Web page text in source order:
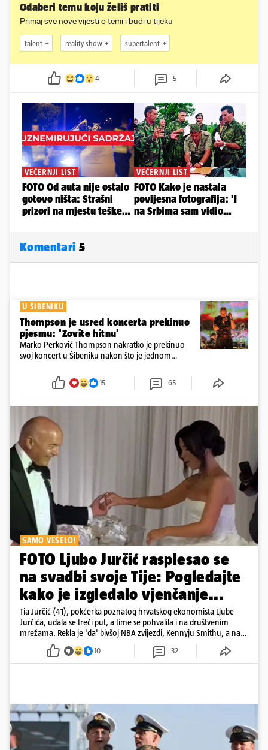
Odaberi temu koju želiš pratiti
Primaj sve nove vijesti o temi i budi u tijeku
talent reality show supertalent
4 5
Komentari 5
U ŠIBENIKU
Thompson je usred koncerta prekinuo
pjesmu: 'Zovite hitnu'
Marko Perković Thompson nakratko je prekinuo
svoj koncert u Šibeniku nakon što je jednom
15 65
SAMO VESELO!
FOTO Ljubo Jurčić rasplesao se
na svadbi svoje Tije: Pogledajte
kako je izgledalo vjenčanje...
Tia Jurčić (41), pokćerka poznatog hrvatskog ekonomista Ljube
Jurčića, udala se treći put, a time se pohvalila i na društvenim
mrežama. Rekla je 'da' bivšoj NBA zvijezdi, Kennyju Smithu, a na
snimkama i fotografijama je pokazala vesele trenutke s vjenčanja
10 32